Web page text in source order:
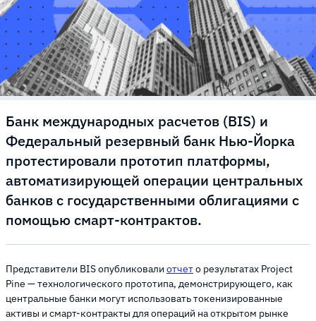
Банк международных расчетов (BIS) и
Федеральный резервный банк Нью-Йорка
протестировали прототип платформы,
автоматизирующей операции центральных
банков с государственными облигациями с
помощью смарт-контрактов.
Представители BIS опубликовали отчето результатах Project
Pine — технологического прототипа, демонстрирующего, как
центральные банки могут использовать токенизированные
активы и смарт-контракты для операций на открытом рынке